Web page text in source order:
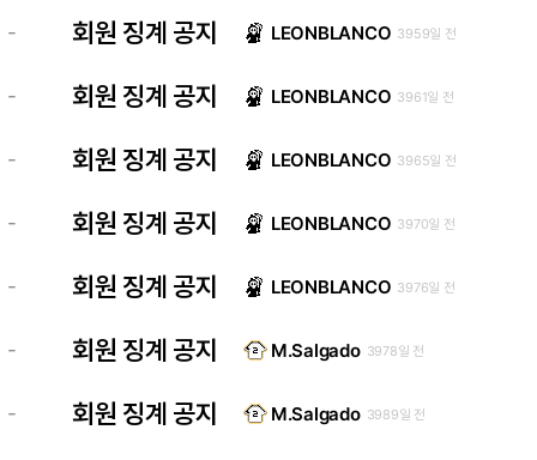
- 회원 징계 공지 LEONBLANCO 3959일 전
- 회원 징계 공지 LEONBLANCO 3961일 전
- 회원 징계 공지 LEONBLANCO 3965일 전
- 회원 징계 공지 LEONBLANCO 3970일 전
- 회원 징계 공지 LEONBLANCO 3976일 전
- 회원 징계 공지 M.Salgado 3978일 전
- 회원 징계 공지 M.Salgado 3989일 전